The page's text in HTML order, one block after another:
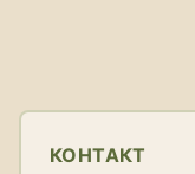
КОНТАКТ